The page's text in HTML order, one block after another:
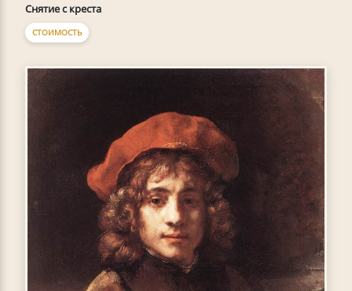
Снятие с креста
СТОИМОСТЬ